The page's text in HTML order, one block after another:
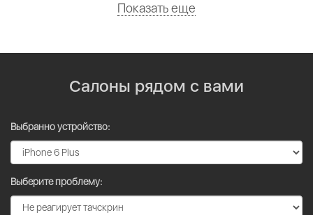
Показать еще
Салоны рядом с вами
Выбранно устройство:
Выберите проблему: